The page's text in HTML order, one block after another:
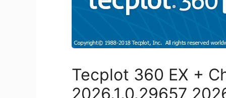
Tecplot 360 EX +
2026.1.0.29657